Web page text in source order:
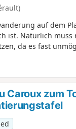
auf dem
ist. Natürlich muss
da es fast
wandern
ermöglicht es
gewohnt sind,
auf teilweise
Stellenist eine
Caroux zum